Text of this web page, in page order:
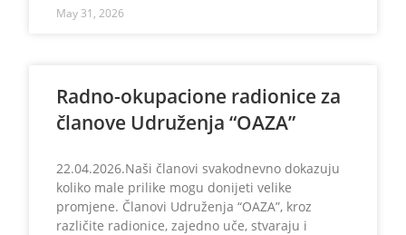
May 31, 2026
Radno-okupacione radionice za
članove Udruženja “OAZA”
22.04.2026.Naši članovi svakodnevno dokazuju
koliko male prilike mogu donijeti velike
promjene. Članovi Udruženja “OAZA”, kroz
različite radionice, zajedno uče, stvaraju i